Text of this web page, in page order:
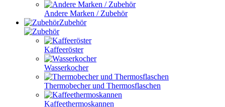
Andere Marken / Zubehör
Zubehör
Kaffeeröster
Wasserkocher
Thermobecher und Thermosflaschen
Kaffeethermoskannen